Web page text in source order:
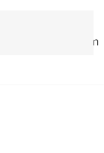
Valprogram